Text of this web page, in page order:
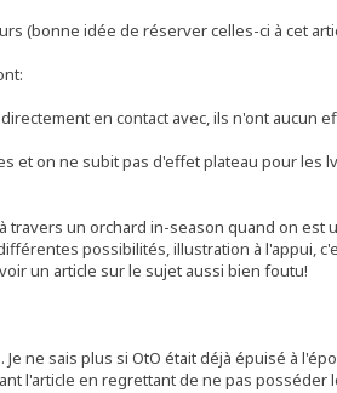
(bonne idée de réserver celles-ci à cet
en contact avec, ils n'ont
et on ne subit pas d'effet plateau pour les
travers un orchard in-season quand on est
possibilités, illustration à l'appui,
un article sur le sujet aussi bien foutu!
ne sais plus si OtO était déjà épuisé à
l'article en regrettant de ne pas posséder